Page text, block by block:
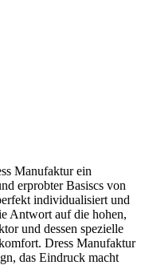
Manufaktur ein
erprobter Basiscs von
individualisiert und
Antwort auf die hohen,
und dessen spezielle
Dress Manufaktur
das Eindruck macht